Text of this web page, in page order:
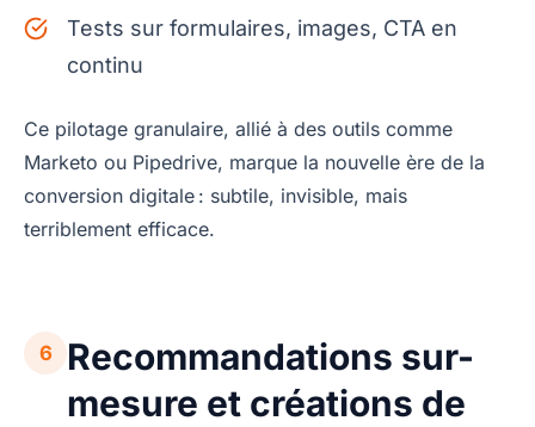
Tests sur formulaires, images, CTA en
continu
Ce pilotage granulaire, allié à des outils comme
Marketo ou Pipedrive, marque la nouvelle ère de la
conversion digitale : subtile, invisible, mais
terriblement efficace.
6
Recommandations sur-
mesure et créations de